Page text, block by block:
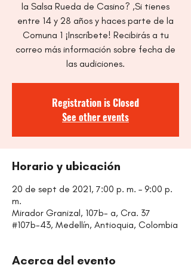
la Salsa Rueda de Casino? ,Si tienes
entre 14 y 28 años y haces parte de la
Comuna 1 ¡Inscríbete! Recibirás a tu
correo más información sobre fecha de
las audiciones.
Registration is Closed
See other events
Horario y ubicación
20 de sept de 2021, 7:00 p. m. – 9:00 p.
m.
Mirador Granizal, 107b- a, Cra. 37
#107b-43, Medellín, Antioquia, Colombia
Acerca del evento